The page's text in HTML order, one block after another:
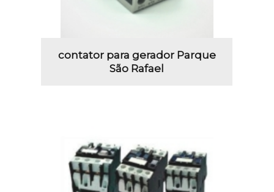
contator para gerador Parque
São Rafael